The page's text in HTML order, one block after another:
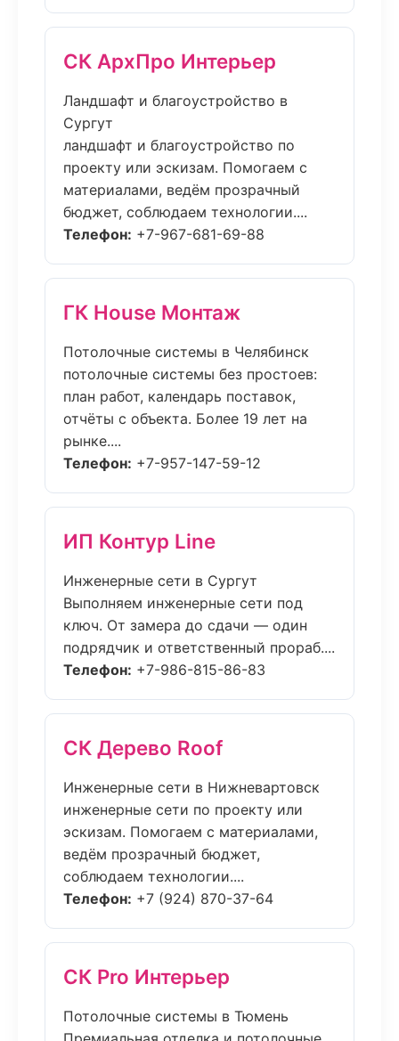
СК АрхПро Интерьер
Ландшафт и благоустройство в
Сургут
ландшафт и благоустройство по
проекту или эскизам. Помогаем с
материалами, ведём прозрачный
бюджет, соблюдаем технологии....
Телефон: +7-967-681-69-88
ГК House Монтаж
Потолочные системы в Челябинск
потолочные системы без простоев:
план работ, календарь поставок,
отчёты с объекта. Более 19 лет на
рынке....
Телефон: +7-957-147-59-12
ИП Контур Line
Инженерные сети в Сургут
Выполняем инженерные сети под
ключ. От замера до сдачи — один
подрядчик и ответственный прораб....
Телефон: +7-986-815-86-83
СК Дерево Roof
Инженерные сети в Нижневартовск
инженерные сети по проекту или
эскизам. Помогаем с материалами,
ведём прозрачный бюджет,
соблюдаем технологии....
Телефон: +7 (924) 870-37-64
СК Pro Интерьер
Потолочные системы в Тюмень